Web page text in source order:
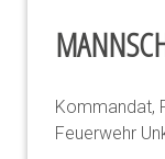
Kommandat,
Feuerwehr